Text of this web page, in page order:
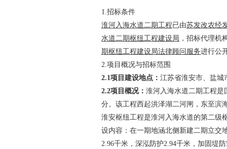
1.招标条件
淮河入海水道二期工程已由苏发改农经
水道二期枢纽工程建设局 ，招标代理机
期枢纽工程建设局法律顾问服务进行公
2.项目概况与招标范围
2.1项目建设地点： 江苏省淮安市、盐城
2.2项目概况： 淮河入海水道二期工程是
分。该工程西起洪泽湖二河闸，东至滨
淮安枢纽 工程是淮河入海水道的第二级
设内容：在一期地涵北侧新建二期立交
2.96千米，深泓防护2.94千米，加固堤防